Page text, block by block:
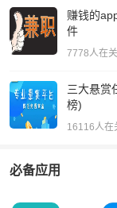
赚钱的
件
7778人在
三大悬赏
榜)
16116人在
必备应用